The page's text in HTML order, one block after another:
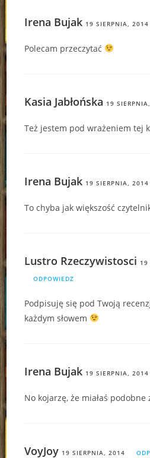
Irena Bujak 19 SIERPNIA, 2014
Polecam przeczytać
Kasia Jabłońska 19
Też jestem pod wrażeniem tej
Irena Bujak 19 SIERPNIA, 2014
To chyba jak większość
Lustro Rzeczywistosci 19
ODPOWIEDZ
Podpisuję się pod Twoją
każdym słowem
Irena Bujak 19 SIERPNIA, 2014
No kojarzę, że miałaś
VoyJoy 19 SIERPNIA, 2014